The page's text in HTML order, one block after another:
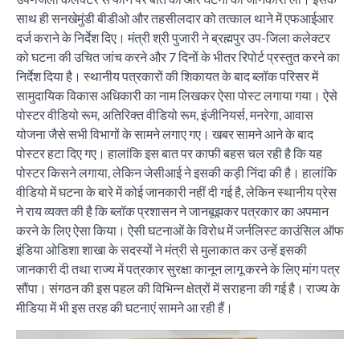
साथ ही सनखेमुंडी बीडीओ और तहसीलदार को तत्काल थाने में एफआईआर
दर्ज कराने के निर्देश दिए। मंत्री श्री पुजारी ने ब्रह्मपुर उप-जिला कलेक्टर
को घटना की उचित जांच करने और 7 दिनों के भीतर रिपोर्ट प्रस्तुत करने का
निर्देश दिया है। स्थानीय पत्रकारों की शिकायत के बाद ब्लॉक परिसर में
सामुदायिक विकास अधिकारी का नाम लिखकर ऐसा पोस्ट लगाया गया। ऐसे
पोस्टर वीडियो रूम, अतिरिक्त वीडियो रूम, इंजीनियर्स, मनरेगा, आवास
योजना जैसे सभी विभागों के सामने लगाए गए। खबर सामने आने के बाद
पोस्टर हटा दिए गए। हालांकि इस बात पर काफी बहस चल रही है कि यह
पोस्टर किसने लगाया, लेकिन जेसीआई ने इसकी कड़ी निंदा की है। हालांकि
वीडियो में घटना के बारे में कोई जानकारी नहीं दी गई है, लेकिन स्थानीय प्रेस
ने राय व्यक्त की है कि ब्लॉक प्रशासन ने जानबूझकर पत्रकार का अपमान
करने के लिए ऐसा किया। ऐसी घटनाओं के विरोध में जर्नलिस्ट काउंसिल ऑफ
इंडिया ओडिशा शाखा के सदस्यों ने मंत्री से मुलाकात कर उन्हें इसकी
जानकारी दी तथा राज्य में पत्रकार सुरक्षा कानून लागू करने के लिए मांग पत्र
सौंपा। संगठन की इस पहल की विभिन्न क्षेत्रों में सराहना की गई है। राज्य के
मीडिया में भी इस तरह की घटनाएं सामने आ रही हैं।